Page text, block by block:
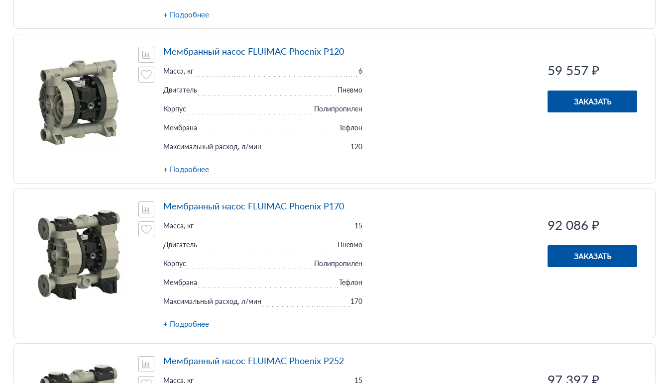
+ Подробнее
59 557 ₽
ЗАКАЗАТЬ
Мембранный насос FLUIMAC Phoenix P120
Масса, кг 6
Двигатель Пневмо
Корпус Полипропилен
Мембрана Тефлон
Максимальный расход, л/мин 120
+ Подробнее
92 086 ₽
ЗАКАЗАТЬ
Мембранный насос FLUIMAC Phoenix P170
Масса, кг 15
Двигатель Пневмо
Корпус Полипропилен
Мембрана Тефлон
Максимальный расход, л/мин 170
+ Подробнее
97 397 ₽
Мембранный насос FLUIMAC Phoenix P252
Масса, кг 15